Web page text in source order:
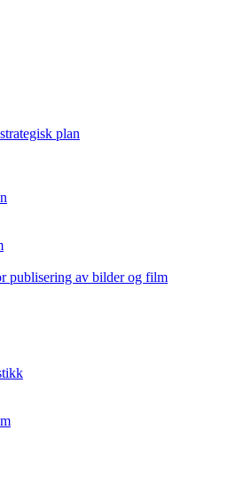
plan
publisering av bilder og film